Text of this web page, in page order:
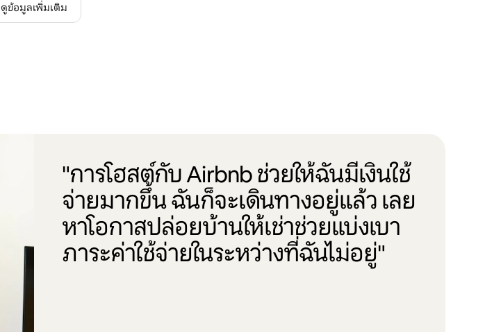
ดูข้อมูลเพิ่มเติม
"การโฮสต์กับ Airbnb ช่วยให้ฉันมีเงินใช้
จ่ายมากขึ้น ฉันก็จะเดินทางอยู่แล้ว เลย
หาโอกาสปล่อยบ้านให้เช่าช่วยแบ่งเบา
ภาระค่าใช้จ่ายในระหว่างที่ฉันไม่อยู่"